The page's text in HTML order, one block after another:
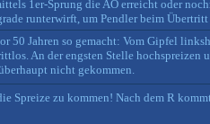
1er-Sprung die AÖ erreicht oder
runterwirft, um Pendler beim Übertritt
50 Jahren so gemacht: Vom Gipfel
An der engsten Stelle
nicht gekommen.
Spreize zu kommen! Nach dem R